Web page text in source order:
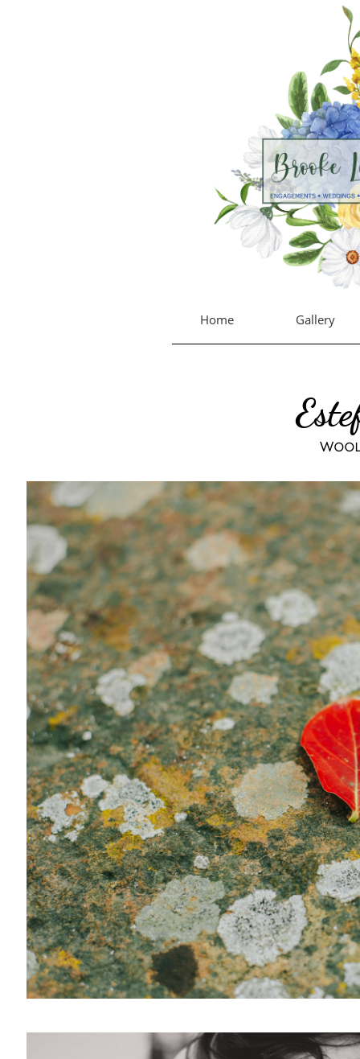
Home Gallery